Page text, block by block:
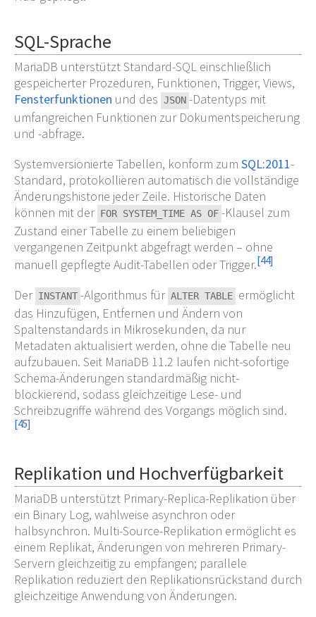
SQL-Sprache
MariaDB unterstützt Standard-SQL einschließlich
gespeicherter Prozeduren, Funktionen, Trigger, Views,
Fensterfunktionen und des JSON -Datentyps mit
umfangreichen Funktionen zur Dokumentspeicherung
und -abfrage.
Systemversionierte Tabellen, konform zum SQL:2011-
Standard, protokollieren automatisch die vollständige
Änderungshistorie jeder Zeile. Historische Daten
können mit der FOR SYSTEM_TIME AS OF -Klausel zum
Zustand einer Tabelle zu einem beliebigen
vergangenen Zeitpunkt abgefragt werden – ohne
manuell gepflegte Audit-Tabellen oder Trigger.[44]
Der INSTANT -Algorithmus für ALTER TABLE ermöglicht
das Hinzufügen, Entfernen und Ändern von
Spaltenstandards in Mikrosekunden, da nur
Metadaten aktualisiert werden, ohne die Tabelle neu
aufzubauen. Seit MariaDB 11.2 laufen nicht-sofortige
Schema-Änderungen standardmäßig nicht-
blockierend, sodass gleichzeitige Lese- und
Schreibzugriffe während des Vorgangs möglich sind.
[45]
Replikation und Hochverfügbarkeit
MariaDB unterstützt Primary-Replica-Replikation über
ein Binary Log, wahlweise asynchron oder
halbsynchron. Multi-Source-Replikation ermöglicht es
einem Replikat, Änderungen von mehreren Primary-
Servern gleichzeitig zu empfangen; parallele
Replikation reduziert den Replikationsrückstand durch
gleichzeitige Anwendung von Änderungen.